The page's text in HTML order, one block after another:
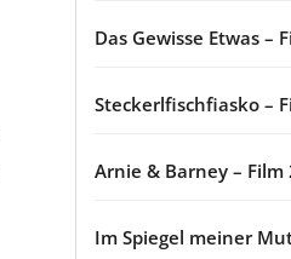
Das Gewisse Etwas –
Steckerlfischfiasko –
Arnie & Barney – Film
Im Spiegel meiner